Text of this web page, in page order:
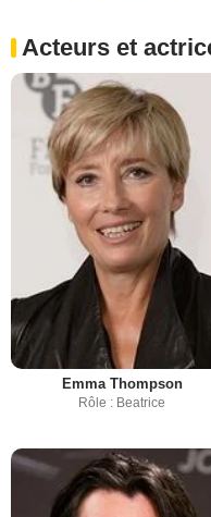
Acteurs et
Emma Thompson
Rôle : Beatrice